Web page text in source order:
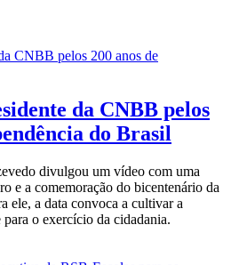
da CNBB pelos
do Brasil
divulgou um vídeo com uma
e a comemoração do bicentenário da
ele, a data convoca a cultivar a
o exercício da cidadania.